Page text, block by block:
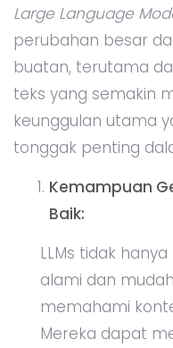
Large Language
perubahan besar
buatan, terutama
teks yang semakin
keunggulan utama
tonggak penting
Kemampuan
Baik:
LLMs tidak
alami dan
memahami
Mereka dapat